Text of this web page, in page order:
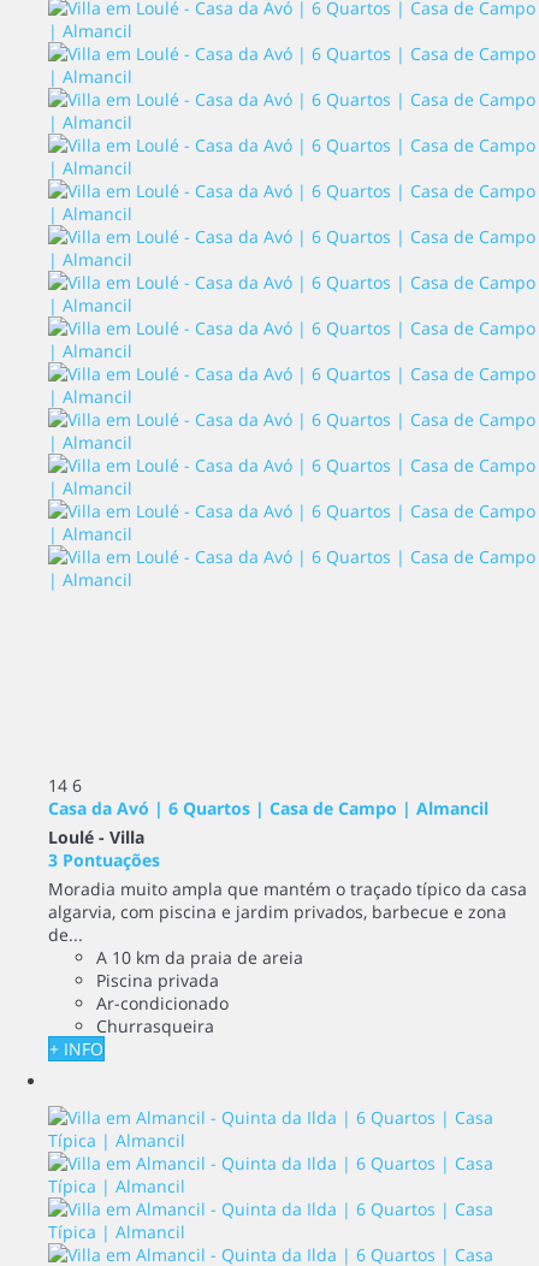
14 6
Casa da Avó | 6 Quartos | Casa de Campo | Almancil
Loulé - Villa
3 Pontuações
Moradia muito ampla que mantém o traçado típico da casa
algarvia, com piscina e jardim privados, barbecue e zona
de...
A 10 km da praia de areia
Piscina privada
Ar-condicionado
Churrasqueira
+ INFO